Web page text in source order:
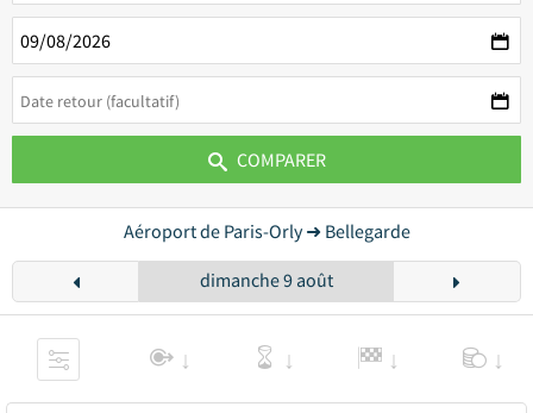
COMPARER
Aéroport de Paris-Orly ➜ Bellegarde
dimanche 9 août